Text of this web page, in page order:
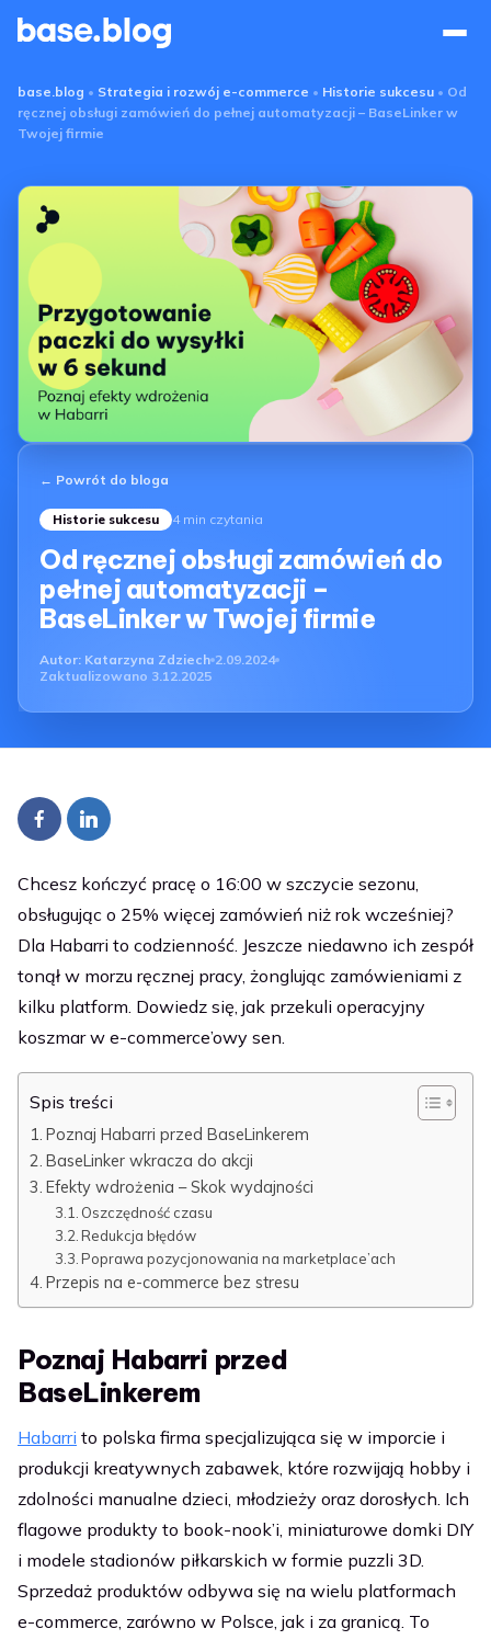
base.blog • Strategia i rozwój e-commerce • Historie sukcesu • Od
ręcznej obsługi zamówień do pełnej automatyzacji – BaseLinker w
Twojej firmie
← Powrót do bloga
Historie sukcesu 4 min czytania
Od ręcznej obsługi zamówień do
pełnej automatyzacji –
BaseLinker w Twojej firmie
Autor: Katarzyna Zdziech 2.09.2024
Zaktualizowano 3.12.2025
Chcesz kończyć pracę o 16:00 w szczycie sezonu,
obsługując o 25% więcej zamówień niż rok wcześniej?
Dla Habarri to codzienność. Jeszcze niedawno ich zespół
tonął w morzu ręcznej pracy, żonglując zamówieniami z
kilku platform. Dowiedz się, jak przekuli operacyjny
koszmar w e-commerce’owy sen.
Spis treści
Poznaj Habarri przed BaseLinkerem
BaseLinker wkracza do akcji
Efekty wdrożenia – Skok wydajności
Oszczędność czasu
Redukcja błędów
Poprawa pozycjonowania na marketplace’ach
Przepis na e-commerce bez stresu
Poznaj Habarri przed
BaseLinkerem
Habarri to polska firma specjalizująca się w imporcie i
produkcji kreatywnych zabawek, które rozwijają hobby i
zdolności manualne dzieci, młodzieży oraz dorosłych. Ich
flagowe produkty to book-nook’i, miniaturowe domki DIY
i modele stadionów piłkarskich w formie puzzli 3D.
Sprzedaż produktów odbywa się na wielu platformach
e-commerce, zarówno w Polsce, jak i za granicą. To